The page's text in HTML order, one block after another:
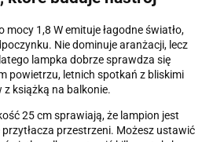
mocy 1,8 W emituje łagodne światło,
Nie dominuje aranżacji, lecz
lampka dobrze sprawdza się
powietrzu, letnich spotkań z bliskimi
książką na balkonie.
25 cm sprawiają, że lampion jest
przestrzeni. Możesz ustawić